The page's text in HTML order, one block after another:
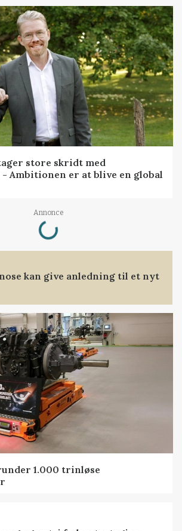
store skridt med
Ambitionen er at blive en global
Annonce
Loading...
kan give anledning til et nyt
1.000 trinløse